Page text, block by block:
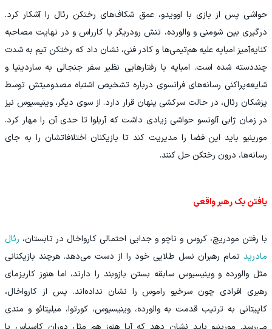
حواشی پس از بازی با اوویدو، عمق شکاف‌های رختکن رئال را آشکار کرد.
درگیری بین شومنی و والورده، تنش رودریگر با کارراس و در نهایت مصاحبه
کنایه‌آمیز امباپه علیه هم‌تیمی‌ها و کادر فنی، نشان داد که رختکن تیم به شدت
چنددسته شده است. امباپه با رفتارهایی نظیر سفر جنجالی به ساردینیا و
شایعه‌پراکنی رسانه‌های فرانسوی درباره تشخیص اشتباه مصدومیتش توسط
پزشکان رئال، در حالت سرکشی پنهان قرار دارد. از سوی دیگر، وینیسیوس نیز
در زمان ژابی آلونسو حواشی زیادی داشت که آربلوا تا حدی آن را مهار کرد.
مورینیو باید این فضا را مدیریت کند تا بازیکنان اختلافاتشان را به جای
رسانه‌ها، درون رختکن حل کنند.
یافتن یک رهبر واقعی
با رفتن مودریچ، کروس و ناچو و جدایی احتمالی کارواخال در تابستان، رئال
مادرید تمام رهبران نسل طلایی خود را از دست می‌دهد. هرچند بازیکنانی
مثل والورده و وینیسیوس سابقه بستن بازوبند را دارند، اما هنوز کاریزمای
رهبری افرادی چون سرخیو راموس را نشان نداده‌اند. پس از کارواخال،
کاپیتانی به ترتیب قدمت به والورده، وینیسیوس، کورتوا، میلیتائو و مندی